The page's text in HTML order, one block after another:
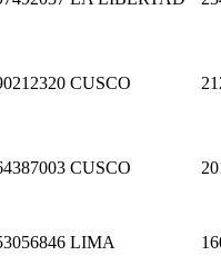
CUSCO
CUSCO
LIMA